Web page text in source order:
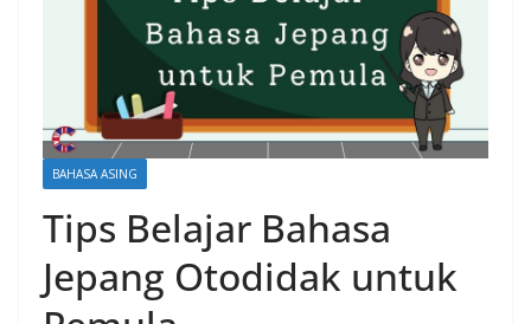
BAHASA ASING
Tips Belajar Bahasa
Jepang Otodidak untuk